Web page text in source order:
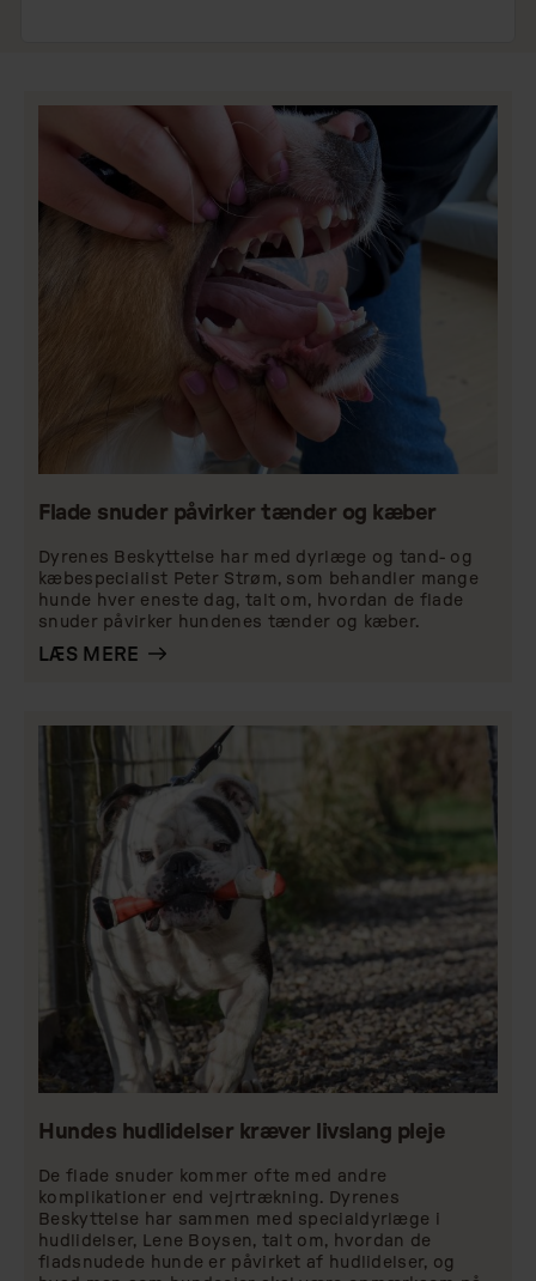
Flade snuder påvirker tænder og kæber
Dyrenes Beskyttelse har med dyrlæge og tand- og
kæbespecialist Peter Strøm, som behandler mange
hunde hver eneste dag, talt om, hvordan de flade
snuder påvirker hundenes tænder og kæber.
LÆS MERE
Hundes hudlidelser kræver livslang pleje
De flade snuder kommer ofte med andre
komplikationer end vejrtrækning. Dyrenes
Beskyttelse har sammen med specialdyrlæge i
hudlidelser, Lene Boysen, talt om, hvordan de
fladsnudede hunde er påvirket af hudlidelser, og